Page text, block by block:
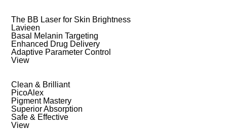
The BB Laser for Skin Brightness
Lavieen
Basal Melanin Targeting
Enhanced Drug Delivery
Adaptive Parameter Control
View
Clean & Brilliant
PicoAlex
Pigment Mastery
Superior Absorption
Safe & Effective
View